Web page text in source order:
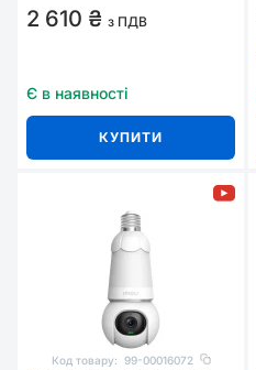
2 610 ₴ з ПДВ
Є в наявності
КУПИТИ
Код товару: 99-00016072